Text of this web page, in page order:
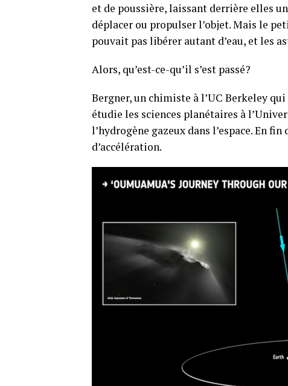
et de poussière, laissant derrière elles
déplacer ou propulser l’objet. Mais le
pouvait pas libérer autant d’eau, et les
Alors, qu’est-ce-qu’il s’est passé?
Bergner, un chimiste à l’UC Berkeley
étudie les sciences planétaires à
l’hydrogène gazeux dans l’espace. En
d’accélération.